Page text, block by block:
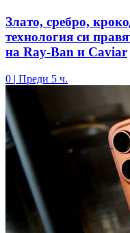
Злато, сребро,
технология си
на Ray-Ban и Caviar
0 | Преди 5 ч.